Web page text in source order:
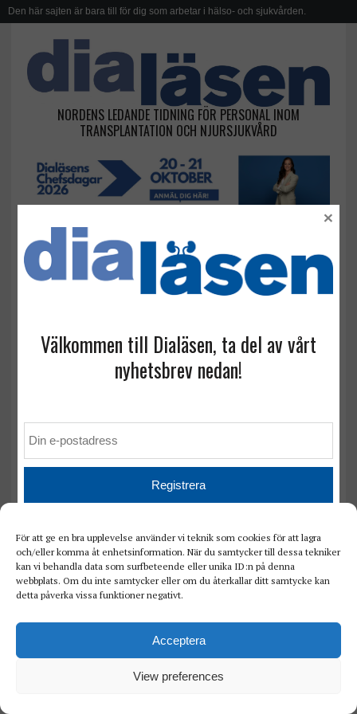
För att ge en bra upplevelse använder vi teknik som cookies för att lagra
och/eller komma åt enhetsinformation. När du samtycker till dessa tekniker
kan vi behandla data som surfbeteende eller unika ID:n på denna
webbplats. Om du inte samtycker eller om du återkallar ditt samtycke kan
detta påverka vissa funktioner negativt.
Acceptera
View preferences
Den här sajten är bara till för dig som arbetar i hälso- och sjukvården.
NORDENS LEDANDE TIDNING FÖR PERSONAL INOM
TRANSPLANTATION OCH NJURSJUKVÅRD
utbildning vid sjukdom
Norsk modell för patientutbildning ger
goda resultat vid långvarig sjukdom
Välkommen till Dialäsen, ta del av vårt
nyhetsbrev nedan!
×